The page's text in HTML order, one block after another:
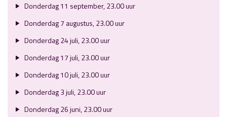
Donderdag 11 september, 23.00 uur
Donderdag 7 augustus, 23.00 uur
Donderdag 24 juli, 23.00 uur
Donderdag 17 juli, 23.00 uur
Donderdag 10 juli, 23.00 uur
Donderdag 3 juli, 23.00 uur
Donderdag 26 juni, 23.00 uur